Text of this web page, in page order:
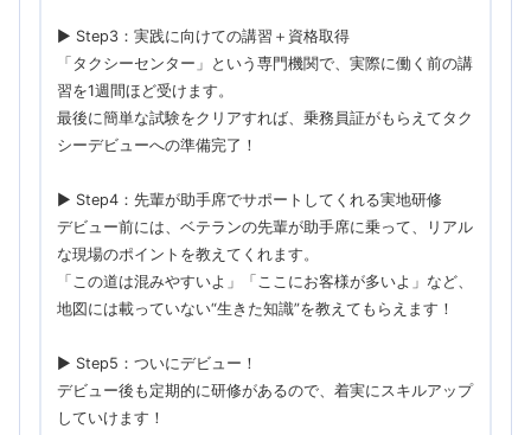
▶ Step3：実践に向けての講習＋資格取得
「タクシーセンター」という専門機関で、実際に働く前の講
習を1週間ほど受けます。
最後に簡単な試験をクリアすれば、乗務員証がもらえてタク
シーデビューへの準備完了！
▶ Step4：先輩が助手席でサポートしてくれる実地研修
デビュー前には、ベテランの先輩が助手席に乗って、リアル
な現場のポイントを教えてくれます。
「この道は混みやすいよ」「ここにお客様が多いよ」など、
地図には載っていない“生きた知識”を教えてもらえます！
▶ Step5：ついにデビュー！
デビュー後も定期的に研修があるので、着実にスキルアップ
していけます！